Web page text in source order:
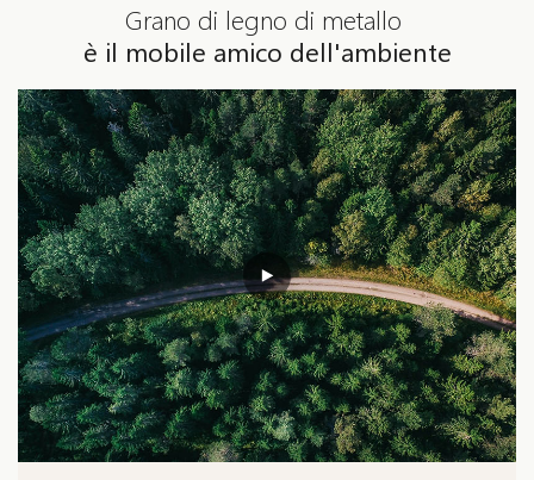
Grano di legno di metallo
è il mobile amico dell'ambiente